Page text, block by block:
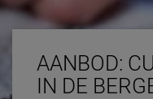
AANBOD:
IN DE